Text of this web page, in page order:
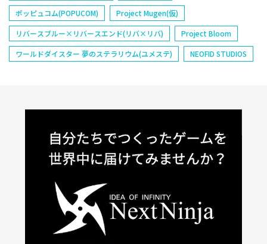
ポッピュコム(POPUCOM)
Project Mugen(仮)
リバースブルー×リバースエンド(リバ×リバ)
Project Bloom
ワールドダイスター 夢のステラリウム(ユメステ)
NEOFID STUDIOS